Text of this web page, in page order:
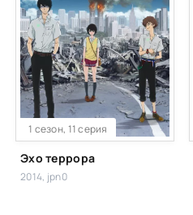
1 сезон, 11 серия
Эхо террора
2014, jpn0